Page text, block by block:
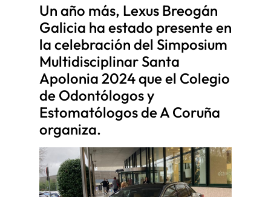
Un año más, Lexus Breogán
Galicia ha estado presente en
la celebración del Simposium
Multidisciplinar Santa
Apolonia 2024 que el Colegio
de Odontólogos y
Estomatólogos de A Coruña
organiza.